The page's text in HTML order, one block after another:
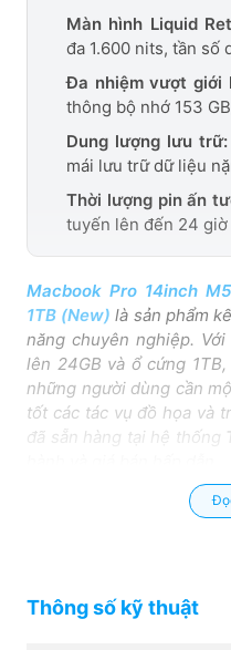
1.000 nit (ngoài trời), 1 tỷ
màu, Dải màu rộng (P3),
Công nghệ True Tone,
Công nghệ ProMotion,
Nano-texture (với bản
nano)
memory bandwidth
Màn hình Liquid
đa 1.600 nits, tần số
Đa nhiệm vượt giới
thông bộ nhớ 153
Dung lượng lưu trữ:
mái lưu trữ dữ liệu
Thời lượng pin ấn
tuyến lên đến 24
Macbook Pro 14inch
1TB (New) là sản phẩm
năng chuyên nghiệp.
lên 24GB và ổ cứng
những người dùng cần
tốt các tác vụ đồ họa và
đã sẵn hàng tại hệ thống
Chip Apple M5 -
(bao gồm 4 lõi hiệu năng
Thông số kỹ thuật